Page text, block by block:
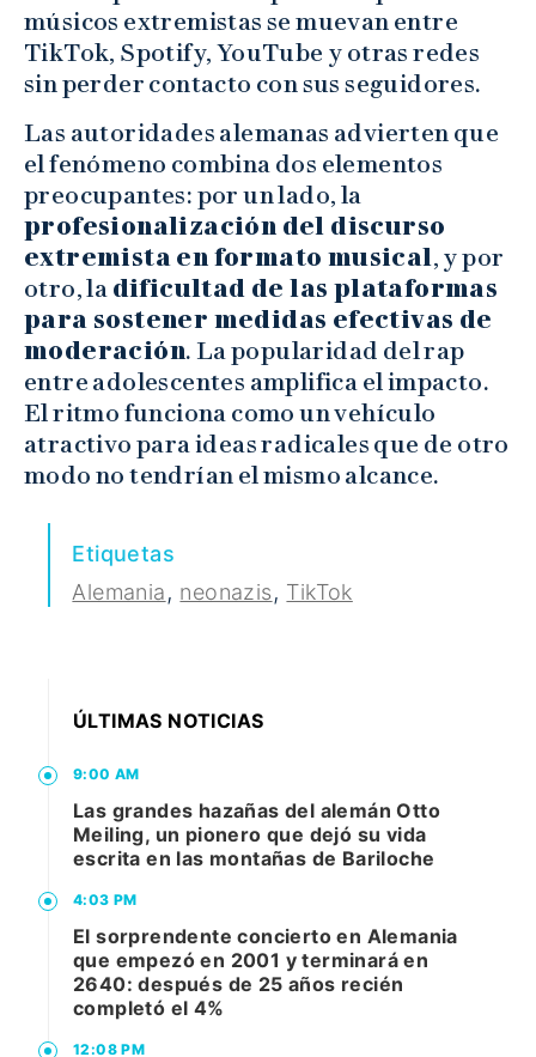
músicos extremistas se muevan entre
TikTok, Spotify, YouTube y otras redes
sin perder contacto con sus seguidores.
Las autoridades alemanas advierten que
el fenómeno combina dos elementos
preocupantes: por un lado, la
profesionalización del discurso
extremista en formato musical, y por
otro, la dificultad de las plataformas
para sostener medidas efectivas de
moderación. La popularidad del rap
entre adolescentes amplifica el impacto.
El ritmo funciona como un vehículo
atractivo para ideas radicales que de otro
modo no tendrían el mismo alcance.
Etiquetas
Alemania, neonazis, TikTok
ÚLTIMAS NOTICIAS
9:00 AM
Las grandes hazañas del alemán Otto
Meiling, un pionero que dejó su vida
escrita en las montañas de Bariloche
4:03 PM
El sorprendente concierto en Alemania
que empezó en 2001 y terminará en
2640: después de 25 años recién
completó el 4%
12:08 PM